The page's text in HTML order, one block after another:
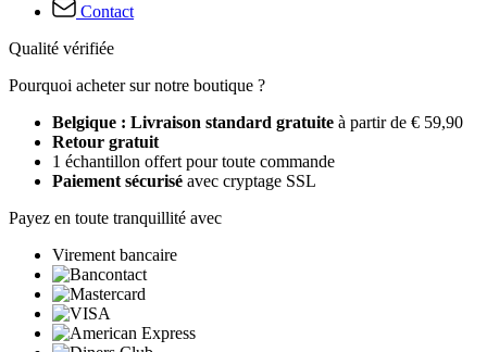
Contact
Qualité vérifiée
Pourquoi acheter sur notre boutique ?
Belgique : Livraison standard gratuite à partir de € 59,90
Retour gratuit
1 échantillon offert pour toute commande
Paiement sécurisé avec cryptage SSL
Payez en toute tranquillité avec
Virement bancaire